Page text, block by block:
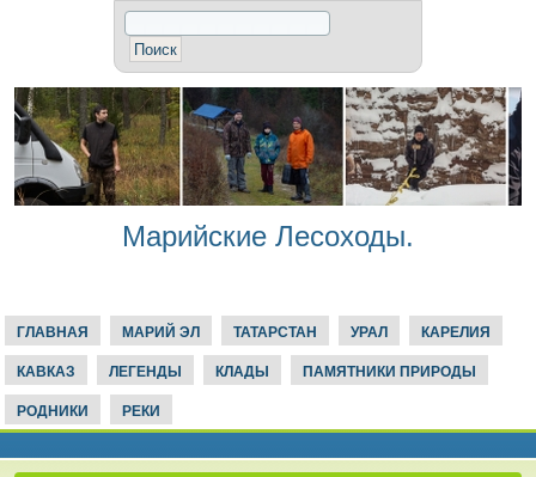
Марийские Лесоходы.
ГЛАВНАЯ МАРИЙ ЭЛ ТАТАРСТАН УРАЛ КАРЕЛИЯ
КАВКАЗ ЛЕГЕНДЫ КЛАДЫ ПАМЯТНИКИ ПРИРОДЫ
РОДНИКИ РЕКИ